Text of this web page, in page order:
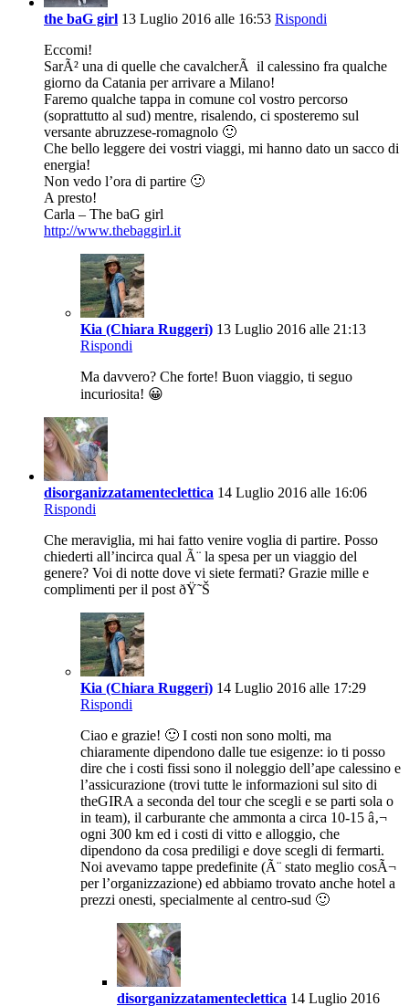
the baG girl 13 Luglio 2016 alle 16:53 Rispondi
Eccomi!
SarÃ² una di quelle che cavalcherÃ il calessino fra qualche
giorno da Catania per arrivare a Milano!
Faremo qualche tappa in comune col vostro percorso
(soprattutto al sud) mentre, risalendo, ci sposteremo sul
versante abruzzese-romagnolo 🙂
Che bello leggere dei vostri viaggi, mi hanno dato un sacco di
energia!
Non vedo l’ora di partire 🙂
A presto!
Carla – The baG girl
http://www.thebaggirl.it
Kia (Chiara Ruggeri) 13 Luglio 2016 alle 21:13
Rispondi
Ma davvero? Che forte! Buon viaggio, ti seguo
incuriosita! 😀
disorganizzatamenteclettica 14 Luglio 2016 alle 16:06
Rispondi
Che meraviglia, mi hai fatto venire voglia di partire. Posso
chiederti all’incirca qual Ã¨ la spesa per un viaggio del
genere? Voi di notte dove vi siete fermati? Grazie mille e
complimenti per il post ðŸ˜Š
Kia (Chiara Ruggeri) 14 Luglio 2016 alle 17:29
Rispondi
Ciao e grazie! 🙂 I costi non sono molti, ma
chiaramente dipendono dalle tue esigenze: io ti posso
dire che i costi fissi sono il noleggio dell’ape calessino e
l’assicurazione (trovi tutte le informazioni sul sito di
theGIRA a seconda del tour che scegli e se parti sola o
in team), il carburante che ammonta a circa 10-15 â‚¬
ogni 300 km ed i costi di vitto e alloggio, che
dipendono da cosa prediligi e dove scegli di fermarti.
Noi avevamo tappe predefinite (Ã¨ stato meglio cosÃ¬
per l’organizzazione) ed abbiamo trovato anche hotel a
prezzi onesti, specialmente al centro-sud 🙂
disorganizzatamenteclettica 14 Luglio 2016